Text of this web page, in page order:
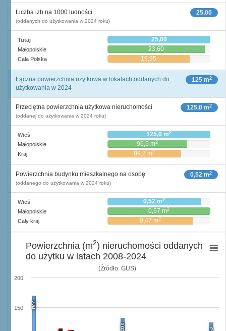
25,00
Liczba izb na 1000 ludności
(oddanych do użytkowania w 2024 roku)
Tutaj 25,00
Małopolskie 23,60
Cała Polska 19,95
125 m2
Łączna powierzchnia użytkowa w lokalach oddanych do
użytkowania w 2024
125,0 m2
Przeciętna powierzchnia użytkowa nieruchomości
(oddanej do użytkowania w 2024 roku)
Wieś 125,0 m2
Małopolskie 96,5 m2
Kraj 89,2 m2
0,52 m2
Powierzchnia budynku mieszkalnego na osobę
(oddanego do użytkowania w 2024 roku)
Wieś 0,52 m2
Małopolskie 0,57 m2
Cały kraj 0,47 m2
(Źródło: GUS)
170,0
133,0
150
200
Powierzchnia (m2) nieruchomości oddanych
do użytku w latach 2008-2024